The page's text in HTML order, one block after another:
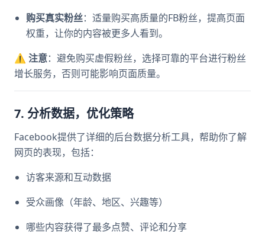
购买真实粉丝：适量购买高质量的FB粉丝，提高页面
权重，让你的内容被更多人看到。
⚠ 注意：避免购买虚假粉丝，选择可靠的平台进行粉丝
增长服务，否则可能影响页面质量。
7. 分析数据，优化策略
Facebook提供了详细的后台数据分析工具，帮助你了解
网页的表现，包括：
访客来源和互动数据
受众画像（年龄、地区、兴趣等）
哪些内容获得了最多点赞、评论和分享